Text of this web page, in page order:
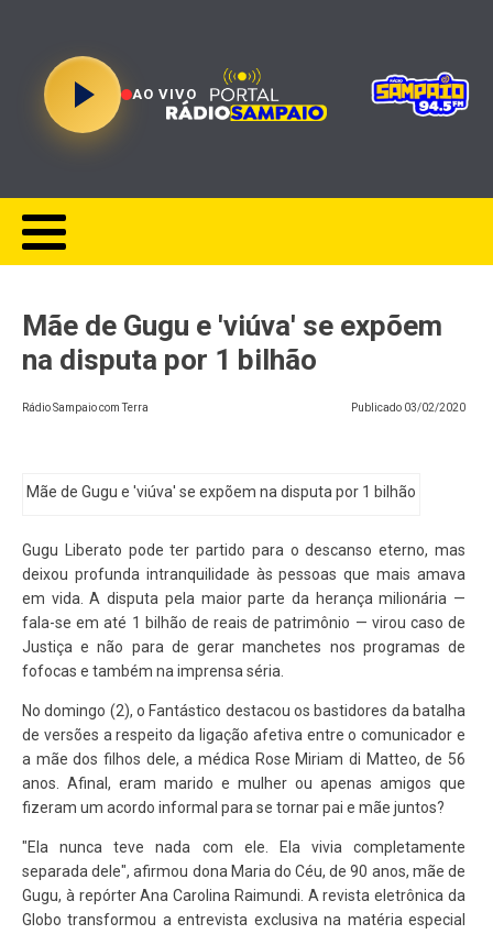
AO VIVO
Mãe de Gugu e 'viúva' se expõem
na disputa por 1 bilhão
Rádio Sampaio com Terra Publicado 03/02/2020
Mãe de Gugu e 'viúva' se expõem na disputa por 1 bilhão
Gugu Liberato pode ter partido para o descanso eterno, mas
deixou profunda intranquilidade às pessoas que mais amava
em vida. A disputa pela maior parte da herança milionária —
fala-se em até 1 bilhão de reais de patrimônio — virou caso de
Justiça e não para de gerar manchetes nos programas de
fofocas e também na imprensa séria.
No domingo (2), o Fantástico destacou os bastidores da batalha
de versões a respeito da ligação afetiva entre o comunicador e
a mãe dos filhos dele, a médica Rose Miriam di Matteo, de 56
anos. Afinal, eram marido e mulher ou apenas amigos que
fizeram um acordo informal para se tornar pai e mãe juntos?
"Ela nunca teve nada com ele. Ela vivia completamente
separada dele", afirmou dona Maria do Céu, de 90 anos, mãe de
Gugu, à repórter Ana Carolina Raimundi. A revista eletrônica da
Globo transformou a entrevista exclusiva na matéria especial